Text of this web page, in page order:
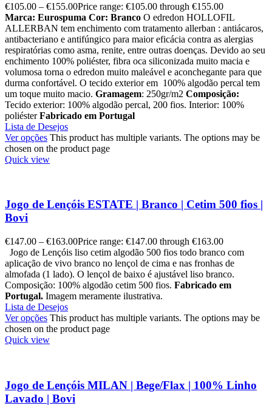
€105.00 – €155.00Price range: €105.00 through €155.00
Marca: Eurospuma Cor: Branco O edredon HOLLOFIL
ALLERBAN tem enchimento com tratamento allerban : antiácaros,
antibacteriano e antifúngico para maior eficácia contra as alergias
respiratórias como asma, renite, entre outras doenças. Devido ao seu
enchimento 100% poliéster, fibra oca siliconizada muito macia e
volumosa torna o edredon muito maleável e aconchegante para que
durma confortável. O tecido exterior em 100% algodão percal tem
um toque muito macio. Gramagem: 250gr/m2 Composição:
Tecido exterior: 100% algodão percal, 200 fios. Interior: 100%
poliésterFabricado em Portugal
Lista de Desejos
Ver opções This product has multiple variants. The options may be
chosen on the product page
Quick view
Jogo de Lençóis ESTATE | Branco | Cetim 500 fios |
Bovi
€147.00 – €163.00Price range: €147.00 through €163.00
Jogo de Lençóis liso cetim algodão 500 fios todo branco com
aplicação de vivo branco no lençol de cima e nas fronhas de
almofada (1 lado). O lençol de baixo é ajustável liso branco.
Composição: 100% algodão cetim 500 fios. Fabricado em
Portugal. Imagem meramente ilustrativa.
Lista de Desejos
Ver opções This product has multiple variants. The options may be
chosen on the product page
Quick view
Jogo de Lençóis MILAN | Bege/Flax | 100% Linho
Lavado | Bovi